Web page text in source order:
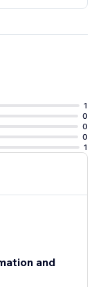
1
0
0
0
1
and